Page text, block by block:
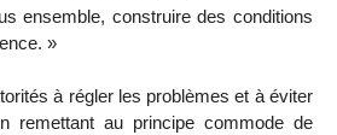
ensemble, construire des conditions
»
à régler les problèmes et à éviter
remettant au principe commode de